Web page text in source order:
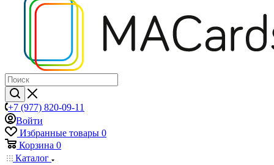
+7 (977) 820-09-11
Войти
Избранные товары 0
Корзина 0
Каталог